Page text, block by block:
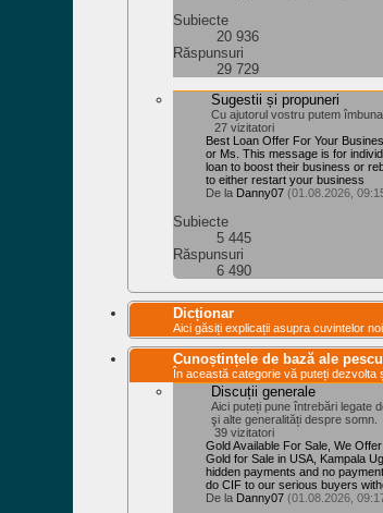
Subiecte
20 936
Răspunsuri
29 729
Sugestii și propuneri
Cu ajutorul vostru putem
27 vizitatori
Best Loan Offer For Your
or Ms. This message is for
loan to boost their business or
to either restart your business
De la Danny07 (01.08.2026,
Subiecte
5 445
Răspunsuri
6 490
Dicționar
Aici găsiți explicații asupra cuvintelor
Cunoștințele de bază ale
În această categorie vă puteți dezvolta
Discuții generale
Aici puteți pune întrebări legate
şi alte generalități despre somn.
39 vizitatori
Gold Available For Sale, We
Gold for Sale in USA, Kampala
hidden payments and no
do CIF to our serious buyers
De la Danny07 (01.08.2026,